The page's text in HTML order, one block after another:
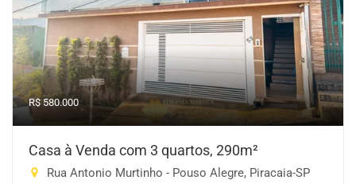
R$ 580.000
Casa à Venda com 3 quartos, 290m²
Rua Antonio Murtinho - Pouso Alegre, Piracaia-SP